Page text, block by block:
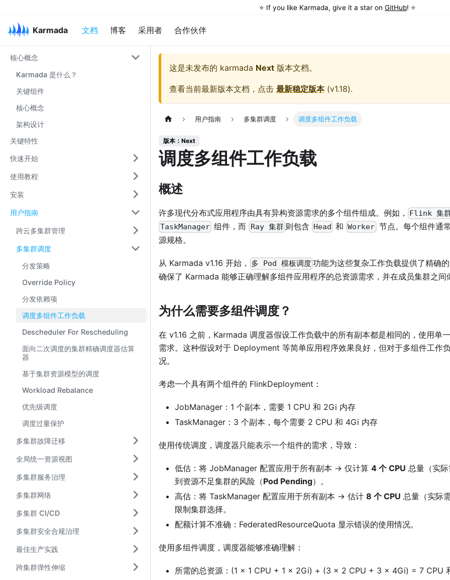
⭐️ If you like Karmada, give it a star on GitHub! ⭐️
Karmada 文档 博客 采用者 合作伙伴
核心概念
Karmada 是什么？
关键组件
核心概念
架构设计
关键特性
快速开始
使用教程
安装
用户指南
跨云多集群管理
多集群调度
分发策略
Override Policy
分发依赖项
调度多组件工作负载
Descheduler For Rescheduling
面向二次调度的集群精确调度器估算
器
基于集群资源模型的调度
Workload Rebalance
优先级调度
调度过量保护
多集群故障迁移
全局统一资源视图
多集群服务治理
多集群网络
多集群 CI/CD
多集群安全合规治理
最佳生产实践
跨集群弹性伸缩
这是未发布的 karmada Next 版本文档。
查看当前最新版本文档，点击 最新稳定版本(v1.18).
用户指南 多集群调度 调度多组件工作负载
版本：Next
调度多组件工作负载
概述
许多现代分布式应用程序由具有异构资源需求的多个组件组成。例如， Flink 集
TaskManager 组件，而 Ray 集群 则包含 Head 和 Worker 节点。每个组件通
源规格。
从 Karmada v1.16 开始， 多 Pod 模板调度功能为这些复杂工作负载提供了精确
确保了 Karmada 能够正确理解多组件应用程序的总资源需求，并在成员集群之间
为什么需要多组件调度？
在 v1.16 之前，Karmada 调度器假设工作负载中的所有副本都是相同的，使用单
需求。这种假设对于 Deployment 等简单应用程序效果良好，但对于多组件工作
况。
考虑一个具有两个组件的 FlinkDeployment：
JobManager：1 个副本，需要 1 CPU 和 2Gi 内存
TaskManager：3 个副本，每个需要 2 CPU 和 4Gi 内存
使用传统调度，调度器只能表示一个组件的需求，导致：
低估：将 JobManager 配置应用于所有副本 → 仅计算 4 个 CPU 总量（实
到资源不足集群的风险（Pod Pending）。
高估：将 TaskManager 配置应用于所有副本 → 估计 8 个 CPU 总量（实际
限制集群选择。
配额计算不准确：FederatedResourceQuota 显示错误的使用情况。
使用多组件调度，调度器能够准确理解：
所需的总资源：(1 × 1 CPU + 1 × 2Gi) + (3 × 2 CPU + 3 × 4Gi) = 7 CPU